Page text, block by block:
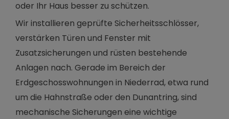
oder Ihr Haus besser zu schützen.
Wir installieren geprüfte Sicherheitsschlösser,
verstärken Türen und Fenster mit
Zusatzsicherungen und rüsten bestehende
Anlagen nach. Gerade im Bereich der
Erdgeschosswohnungen in Niederrad, etwa rund
um die Hahnstraße oder den Dunantring, sind
mechanische Sicherungen eine wichtige